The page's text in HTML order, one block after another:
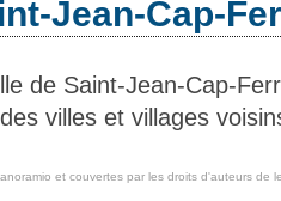
Jean-Cap-
de Saint-Jean-Cap-
villes et villages
et couvertes par les droits d'auteurs de